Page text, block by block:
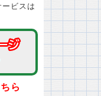
ビスは
ジ
ジ
ら